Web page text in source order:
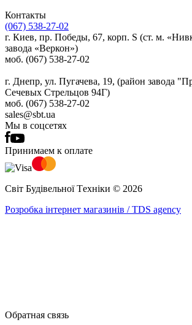
Контакты
(067) 538-27-02
г. Киев, пр. Победы, 67, корп. S (ст. м.
завода «Веркон»)
моб. (067) 538-27-02
г. Днепр, ул. Пугачева, 19, (район завода
Сечевых Стрельцов 94Г)
моб. (067) 538-27-02
sales@sbt.ua
Мы в соцсетях
Принимаем к оплате
Світ Будівельної Tехніки © 2026
Розробка інтернет магазинів / TDS agency
Обратная связь